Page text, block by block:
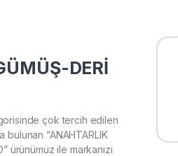
DERİ
çok tercih edilen
bulunan “ANAHTARLIK
ürünümüz ile markanızı